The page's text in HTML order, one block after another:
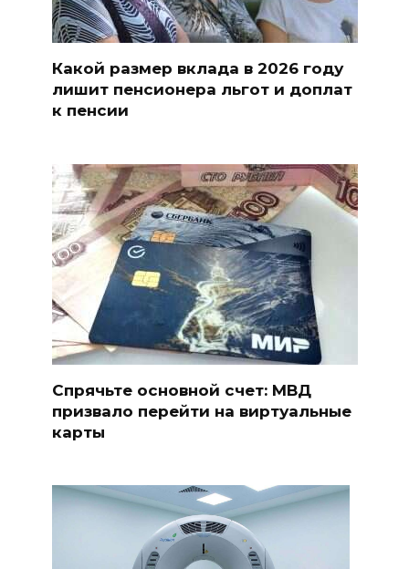
Какой размер вклада в 2026 году
лишит пенсионера льгот и доплат
к пенсии
Спрячьте основной счет: МВД
призвало перейти на виртуальные
карты